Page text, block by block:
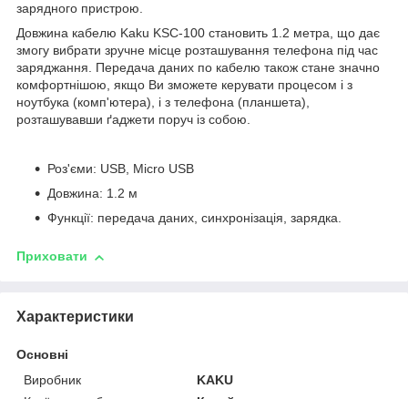
зарядного пристрою.
Довжина кабелю Kaku KSC-100 становить 1.2 метра, що дає
змогу вибрати зручне місце розташування телефона під час
заряджання. Передача даних по кабелю також стане значно
комфортнішою, якщо Ви зможете керувати процесом і з
ноутбука (комп'ютера), і з телефона (планшета),
розташувавши ґаджети поруч із собою.
Роз'єми: USB, Micro USB
Довжина: 1.2 м
Функції: передача даних, синхронізація, зарядка.
Приховати
Характеристики
Основні
Виробник
KAKU